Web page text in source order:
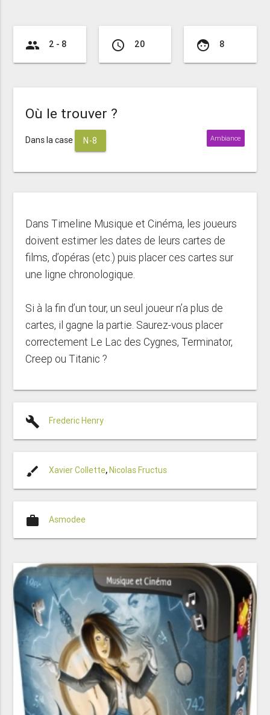
group 2 - 8 access_time 20 face 8
Où le trouver ?
Dans la case N-8 Ambiance
Dans Timeline Musique et Cinéma, les joueurs
doivent estimer les dates de leurs cartes de
films, d’opéras (etc.) puis placer ces cartes sur
une ligne chronologique.
Si à la fin d’un tour, un seul joueur n’a plus de
cartes, il gagne la partie. Saurez-vous placer
correctement Le Lac des Cygnes, Terminator,
Creep ou Titanic ?
build Frederic Henry
brush Xavier Collette,Nicolas Fructus
work Asmodee